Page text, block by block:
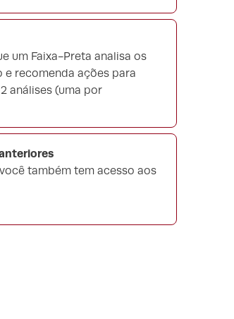
um Faixa-Preta analisa os
recomenda ações para
análises (uma por
também tem acesso aos